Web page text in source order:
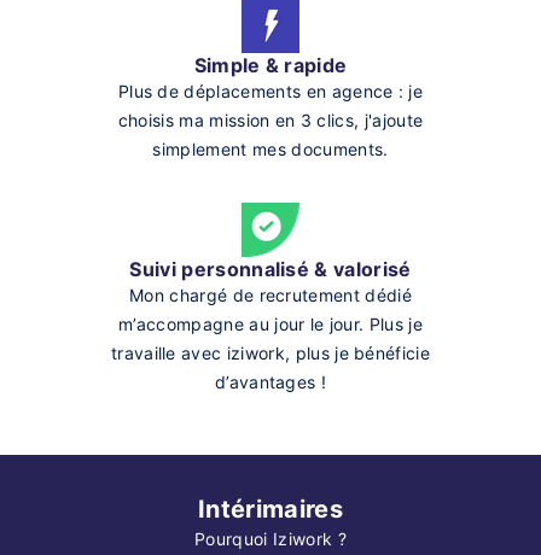
Simple & rapide
Plus de déplacements en agence : je
choisis ma mission en 3 clics, j'ajoute
simplement mes documents.
Suivi personnalisé & valorisé
Mon chargé de recrutement dédié
m’accompagne au jour le jour. Plus je
travaille avec iziwork, plus je bénéficie
d’avantages !
Intérimaires
Pourquoi Iziwork ?